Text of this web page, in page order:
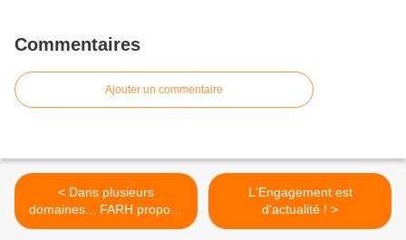
Commentaires
Ajouter un commentaire
< Dans plusieurs
domaines... FARH propose
ses formations...
L'Engagement est
d'actualité ! >